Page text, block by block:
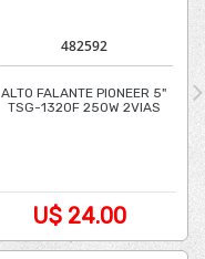
482592
ALTO FALANTE PIONEER 5"
TSG-1320F 250W 2VIAS
U$ 24.00